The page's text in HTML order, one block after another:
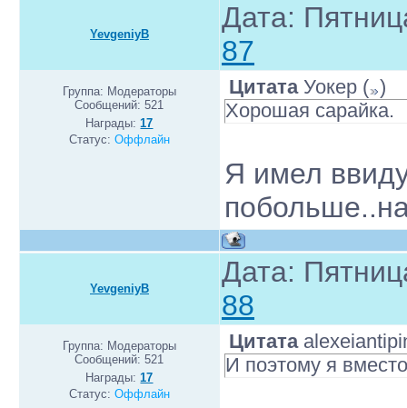
YevgeniyB
Дата:
87
Группа: Модераторы
Сообщений:521
Награды:17
Статус: Оффлайн
Цитата Уокер ( )
Хорошая сарайка.
Я имел
YevgeniyB
Дата:
88
Группа: Модераторы
Сообщений:521
Награды:17
Статус: Оффлайн
Цитата
И поэтому я